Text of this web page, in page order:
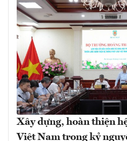
Xây dựng, hoàn thiện
Việt Nam trong kỷ